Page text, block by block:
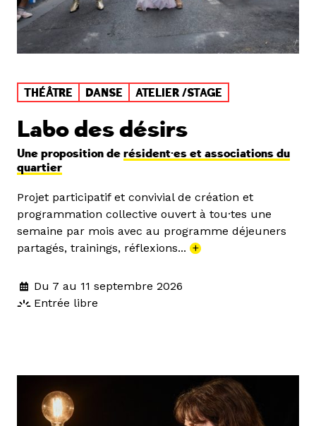
THÉÂTRE DANSE ATELIER /STAGE
Labo des désirs
Une proposition de résident·es et associations du
quartier
Projet participatif et convivial de création et
programmation collective ouvert à tou·tes une
semaine par mois avec au programme déjeuners
partagés, trainings, réflexions... +
Du 7 au 11 septembre 2026
Entrée libre